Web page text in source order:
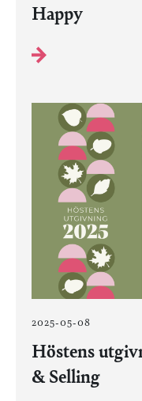
Happy
2025-05-08
Höstens
& Selling